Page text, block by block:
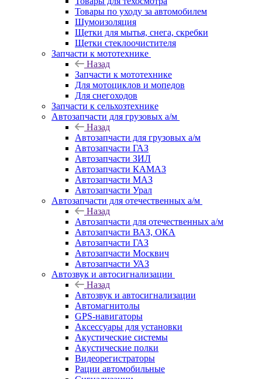
Товары по уходу за автомобилем
Шумоизоляция
Щетки для мытья, снега, скребки
Щетки стеклоочистителя
Запчасти к мототехнике
Назад
Запчасти к мототехнике
Для мотоциклов и мопедов
Для снегоходов
Запчасти к сельхозтехнике
Автозапчасти для грузовых а/м
Назад
Автозапчасти для грузовых а/м
Автозапчасти ГАЗ
Автозапчасти ЗИЛ
Автозапчасти КАМАЗ
Автозапчасти МАЗ
Автозапчасти Урал
Автозапчасти для отечественных а/м
Назад
Автозапчасти для отечественных а/м
Автозапчасти ВАЗ, ОКА
Автозапчасти ГАЗ
Автозапчасти Москвич
Автозапчасти УАЗ
Автозвук и автосигнализации
Назад
Автозвук и автосигнализации
Автомагнитолы
GPS-навигаторы
Аксессуары для установки
Акустические системы
Акустические полки
Видеорегистраторы
Рации автомобильные